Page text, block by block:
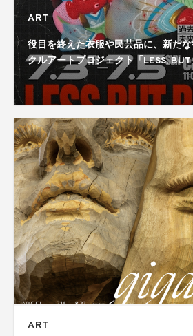
ART
役目を終えた衣服や民芸品に、新た
クルアートプロジェクト「LESS,
覧会が開催
ART